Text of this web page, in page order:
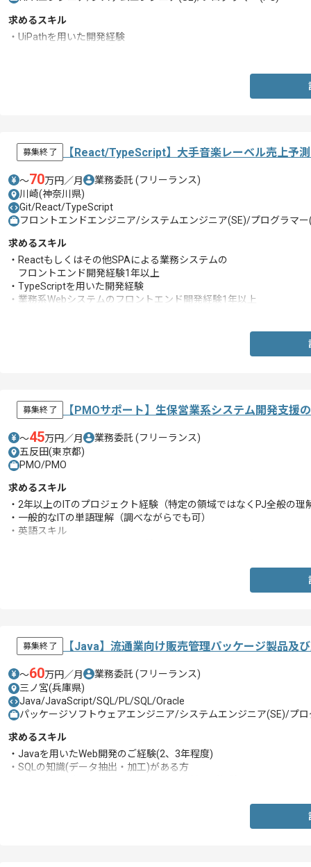
求めるスキル
・UiPathを用いた開発経験
募集終了 【React/TypeScript】大手音楽レーベル売上予
〜70万円／月 業務委託 (フリーランス)
川崎(神奈川県)
Git/React/TypeScript
フロントエンドエンジニア/システムエンジニア(SE)/プログラマー
求めるスキル
・Reactもしくはその他SPAによる業務システムの
フロントエンド開発経験1年以上
・TypeScriptを用いた開発経験
・業務系Webシステムのフロントエンド開発経験1年以上
募集終了 【PMOサポート】生保営業系システム開発支援
〜45万円／月 業務委託 (フリーランス)
五反田(東京都)
PMO/PMO
求めるスキル
・2年以上のITのプロジェクト経験（特定の領域ではなくPJ全般の理
・一般的なITの単語理解（調べながらでも可）
・英語スキル
募集終了 【Java】流通業向け販売管理パッケージ製品及
〜60万円／月 業務委託 (フリーランス)
三ノ宮(兵庫県)
Java/JavaScript/SQL/PL/SQL/Oracle
パッケージソフトウェアエンジニア/システムエンジニア(SE)/プロ
求めるスキル
・Javaを用いたWeb開発のご経験(2、3年程度)
・SQLの知識(データ抽出・加工)がある方